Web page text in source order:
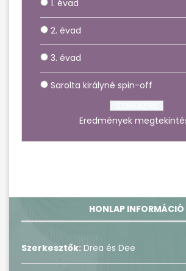
1. évad
2. évad
3. évad
Sarolta királyné spin-off
Eredmények
HONLAP INFORMÁCIÓ
Szerkesztők: Drea és Dee